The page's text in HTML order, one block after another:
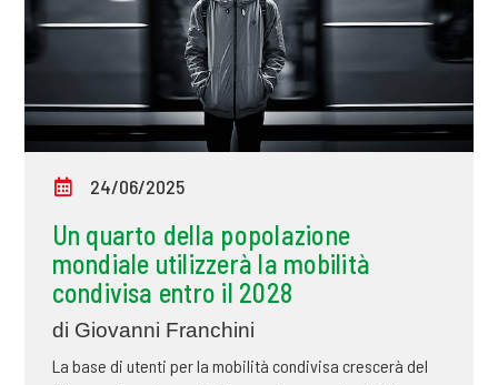
24/06/2025
Un quarto della popolazione
mondiale utilizzerà la mobilità
condivisa entro il 2028
di Giovanni Franchini
La base di utenti per la mobilità condivisa crescerà del